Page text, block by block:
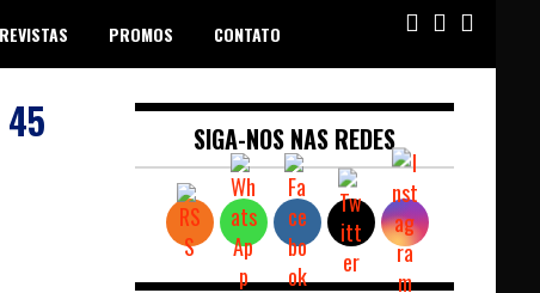
PROMOS CONTATO
SIGA-NOS NAS REDES